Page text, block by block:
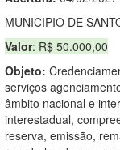
MUNICIPIO DE
Valor: R$ 50.000,00
Objeto:
serviços
âmbito nacional e
interestadual,
reserva, emissão,